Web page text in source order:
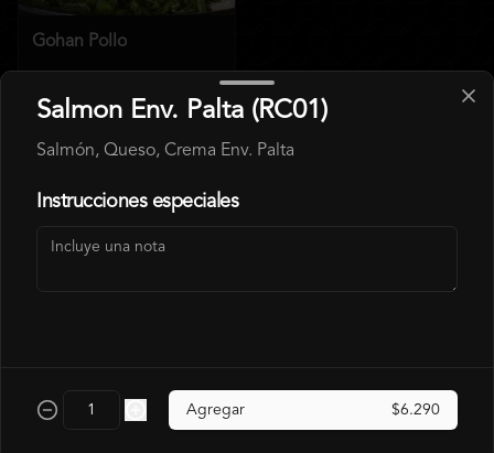
Gohan Pollo
$6.490
$7.140
Arma Tu Gohan
Salmon Env. Palta (RC01)
Salmón, Queso, Crema Env. Palta
Instrucciones especiales
Agregar $6.290